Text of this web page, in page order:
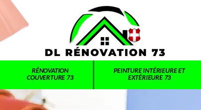
RÉNOVATION
COUVERTURE 73
PEINTURE INTÉRIEURE ET
EXTÉRIEURE 73